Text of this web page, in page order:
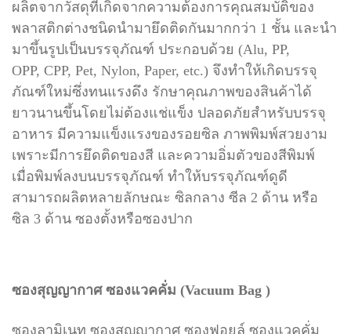
ผลิตจากวัสดุที่เกิดจากความต้องการคุณสมบัติของ
พลาสติกต่างชนิดนำมายึดติดกันมากกว่า 1 ชั้น และนำ
มาขึ้นรูปเป็นบรรจุภัณฑ์ ประกอบด้วย (Alu, PP,
OPP, CPP, Pet, Nylon, Paper, etc.) จึงทำให้เกิดบรรจุ
ภัณฑ์ใหม่ซึ่งทนแรงดึง รักษาคุณภาพของสินค้าได้
ยาวนานขึ้นโดยไม่ต้องแช่แข็ง ปลอดภัยสำหรับบรรจุ
อาหาร มีความแข็งแรงของรอยซิล ภาพพิมพ์สวยงาม
เพราะมีการยึดติดของสี และความอิ่มตัวของสีพิมพ์
เมื่อพิมพ์ลงบนบรรจุภัณฑ์ ทำให้บรรจุภัณฑ์ดูดี
สามารถผลิตหลายลักษณะ ซิลกลาง ซีล 2 ด้าน หรือ
ซิล 3 ด้าน ซองตั้งหรือซองปาก
ซองสุญญากาศ ซองแวคคั่ม (Vacuum Bag )
ซองลามิเนท ซองสูญญากาศ ซองฟอยล์ ซองแวคคั่ม